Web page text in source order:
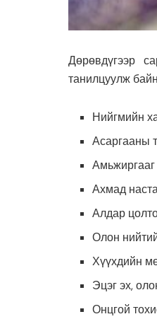
Дөрөвдүгээр
танилцуулж
Нийгмийн
Асаргааны
Ахмад
Алдар
Олон
Хүүхдийн
Эцэг эх,
Онцгой